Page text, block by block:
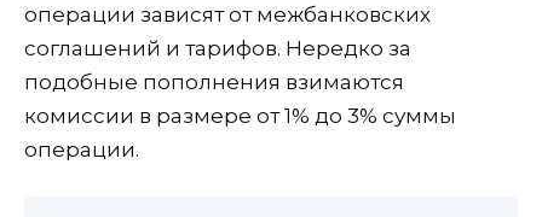
операции зависят от межбанковских
соглашений и тарифов. Нередко за
подобные пополнения взимаются
комиссии в размере от 1% до 3% суммы
операции.